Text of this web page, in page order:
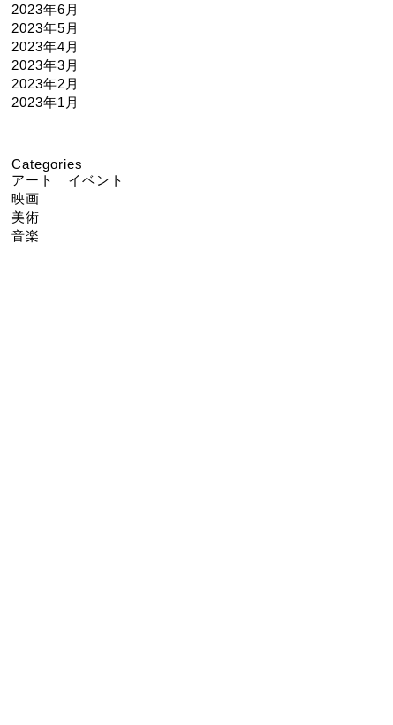
2023年6月
2023年5月
2023年4月
2023年3月
2023年2月
2023年1月
Categories
アート イベント
映画
美術
音楽